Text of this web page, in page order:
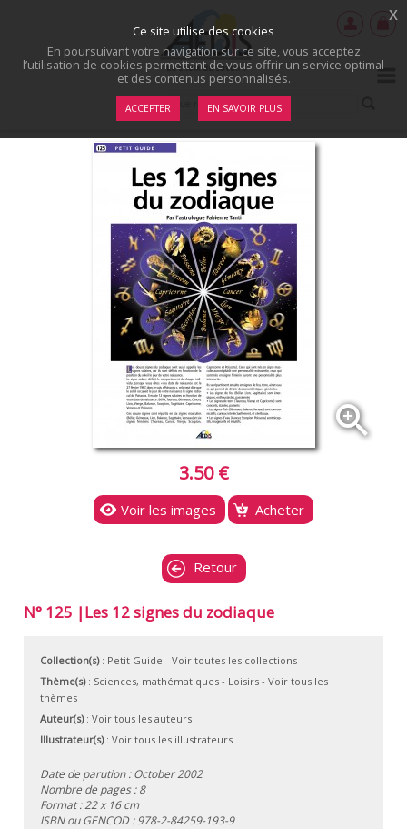
zoom_in
3.50 €
Voir les images Acheter
Retour
N° 125 |Les 12 signes du zodiaque
Collection(s): Petit Guide - Voir toutes les collections
Thème(s): Sciences, mathématiques- Loisirs- Voir tous les
thèmes
Auteur(s): Voir tous les auteurs
Illustrateur(s): Voir tous les illustrateurs
Date de parution : October 2002
Nombre de pages : 8
Format : 22 x 16 cm
ISBN ou GENCOD :978-2-84259-193-9
Ce site utilise des cookies
En poursuivant votre navigation sur ce site, vous acceptez
l’utilisation de cookies permettant de vous offrir un service optimal
et des contenus personnalisés.
ACCEPTER EN SAVOIR PLUS
x